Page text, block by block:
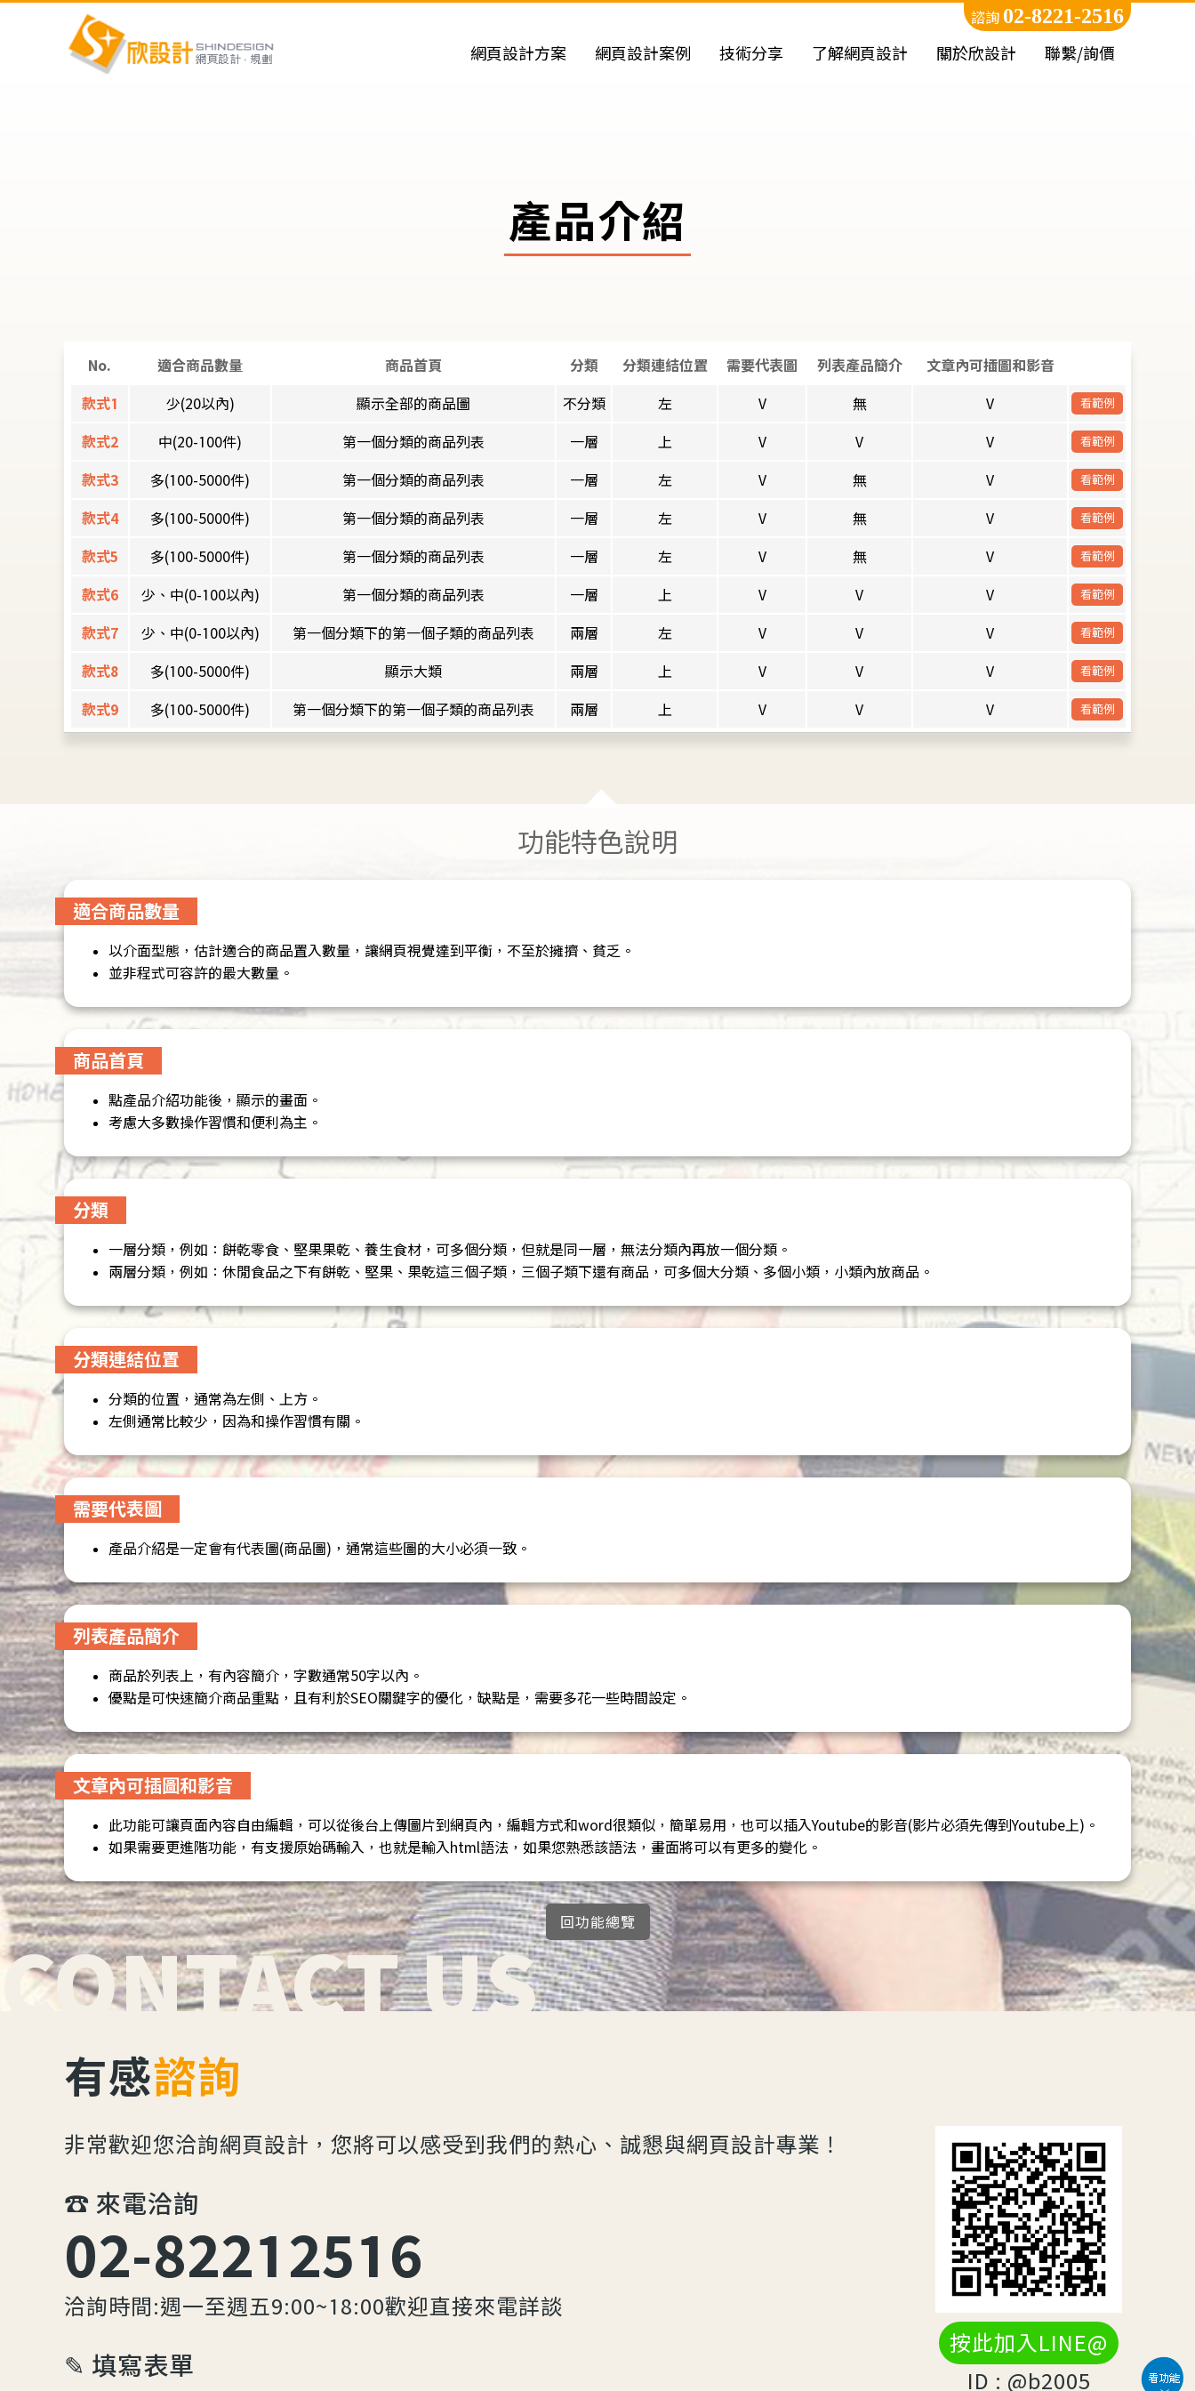
網頁設計方案 網頁設計案例 技術分享 了解網頁設計 關於欣設計 聯繫/詢價
諮詢 02-8221-2516
產品介紹
No. 適合商品數量 商品首頁 分類 分類連結位置 需要代表圖 列表產品簡介 文章內可插圖和影音
款式1 少(20以內) 顯示全部的商品圖 不分類 左 V 無 V 看範例
款式2 中(20-100件) 第一個分類的商品列表 一層 上 V V V 看範例
款式3 多(100-5000件) 第一個分類的商品列表 一層 左 V 無 V 看範例
款式4 多(100-5000件) 第一個分類的商品列表 一層 左 V 無 V 看範例
款式5 多(100-5000件) 第一個分類的商品列表 一層 左 V 無 V 看範例
款式6 少、中(0-100以內) 第一個分類的商品列表 一層 上 V V V 看範例
款式7 少、中(0-100以內) 第一個分類下的第一個子類的商品列表 兩層 左 V V V 看範例
款式8 多(100-5000件) 顯示大類 兩層 上 V V V 看範例
款式9 多(100-5000件) 第一個分類下的第一個子類的商品列表 兩層 上 V V V 看範例
功能特色說明
適合商品數量
以介面型態，估計適合的商品置入數量，讓網頁視覺達到平衡，不至於擁擠、貧乏。
並非程式可容許的最大數量。
商品首頁
點產品介紹功能後，顯示的畫面。
考慮大多數操作習慣和便利為主。
分類
一層分類，例如：餅乾零食、堅果果乾、養生食材，可多個分類，但就是同一層，無法分類內再放一個分類。
兩層分類，例如：休閒食品之下有餅乾、堅果、果乾這三個子類，三個子類下還有商品，可多個大分類、多個小類，小類內放商品。
分類連結位置
分類的位置，通常為左側、上方。
左側通常比較少，因為和操作習慣有關。
需要代表圖
產品介紹是一定會有代表圖(商品圖)，通常這些圖的大小必須一致。
列表產品簡介
商品於列表上，有內容簡介，字數通常50字以內。
優點是可快速簡介商品重點，且有利於SEO關鍵字的優化，缺點是，需要多花一些時間設定。
文章內可插圖和影音
此功能可讓頁面內容自由編輯，可以從後台上傳圖片到網頁內，編輯方式和word很類似，簡單易用，也可以插入Youtube的影音(影片必須先傳到Youtube上)。
如果需要更進階功能，有支援原始碼輸入，也就是輸入html語法，如果您熟悉該語法，畫面將可以有更多的變化。
回功能總覽
CONTACT US
有感諮詢
非常歡迎您洽詢網頁設計，您將可以感受到我們的熱心、誠懇與網頁設計專業！
☎︎ 來電洽詢
02-82212516
洽詢時間:週一至週五9:00~18:00歡迎直接來電詳談
✎ 填寫表單
按此加入LINE@
ID : @b2005